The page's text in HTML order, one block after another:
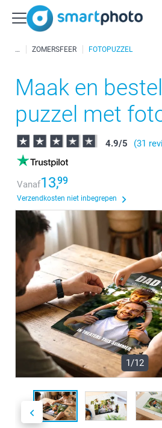
ZOMERSFEER FOTOPUZZEL
Maak en
puzzel met
4.9/5 (31
Vanaf13,99
Verzendkosten niet inbegrepen
1/12